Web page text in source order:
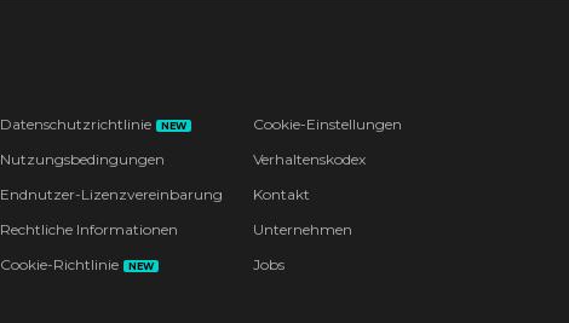
Datenschutzrichtlinie NEW
Nutzungsbedingungen
Endnutzer-Lizenzvereinbarung
Rechtliche Informationen
Cookie-Richtlinie
NEW
Cookie-Einstellungen
Verhaltenskodex
Kontakt
Unternehmen
Jobs